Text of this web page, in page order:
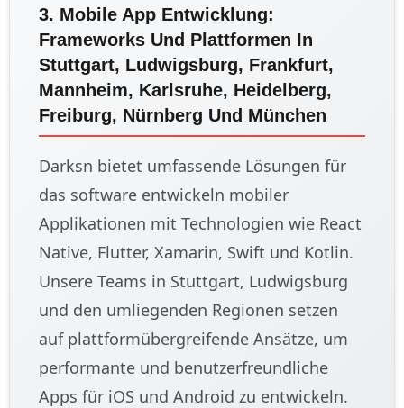
3. Mobile App Entwicklung:
Frameworks Und Plattformen In
Stuttgart, Ludwigsburg, Frankfurt,
Mannheim, Karlsruhe, Heidelberg,
Freiburg, Nürnberg Und München
Darksn bietet umfassende Lösungen für
das software entwickeln mobiler
Applikationen mit Technologien wie React
Native, Flutter, Xamarin, Swift und Kotlin.
Unsere Teams in Stuttgart, Ludwigsburg
und den umliegenden Regionen setzen
auf plattformübergreifende Ansätze, um
performante und benutzerfreundliche
Apps für iOS und Android zu entwickeln.